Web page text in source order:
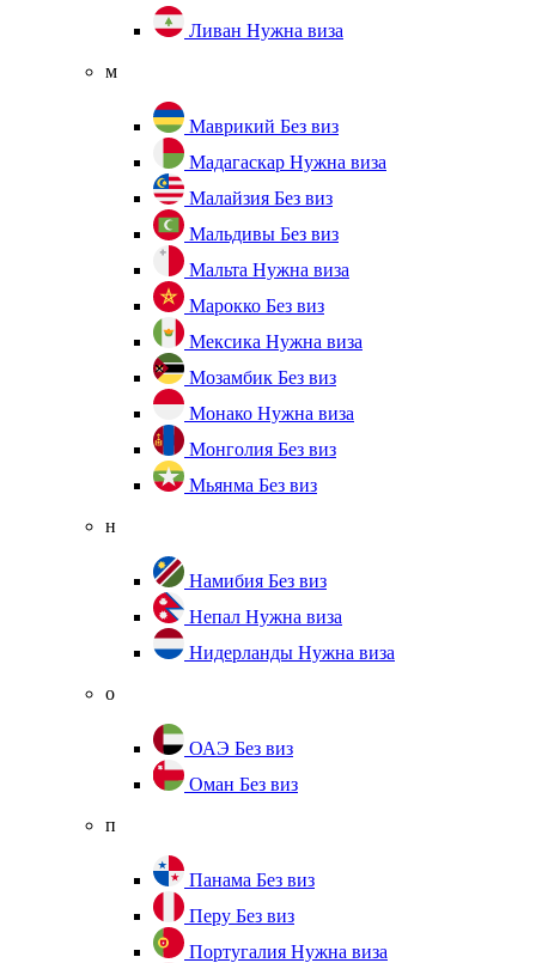
Ливан Нужна виза
м
Маврикий Без виз
Мадагаскар Нужна виза
Малайзия Без виз
Мальдивы Без виз
Мальта Нужна виза
Марокко Без виз
Мексика Нужна виза
Мозамбик Без виз
Монако Нужна виза
Монголия Без виз
Мьянма Без виз
н
Намибия Без виз
Непал Нужна виза
Нидерланды Нужна виза
о
ОАЭ Без виз
Оман Без виз
п
Панама Без виз
Перу Без виз
Португалия Нужна виза